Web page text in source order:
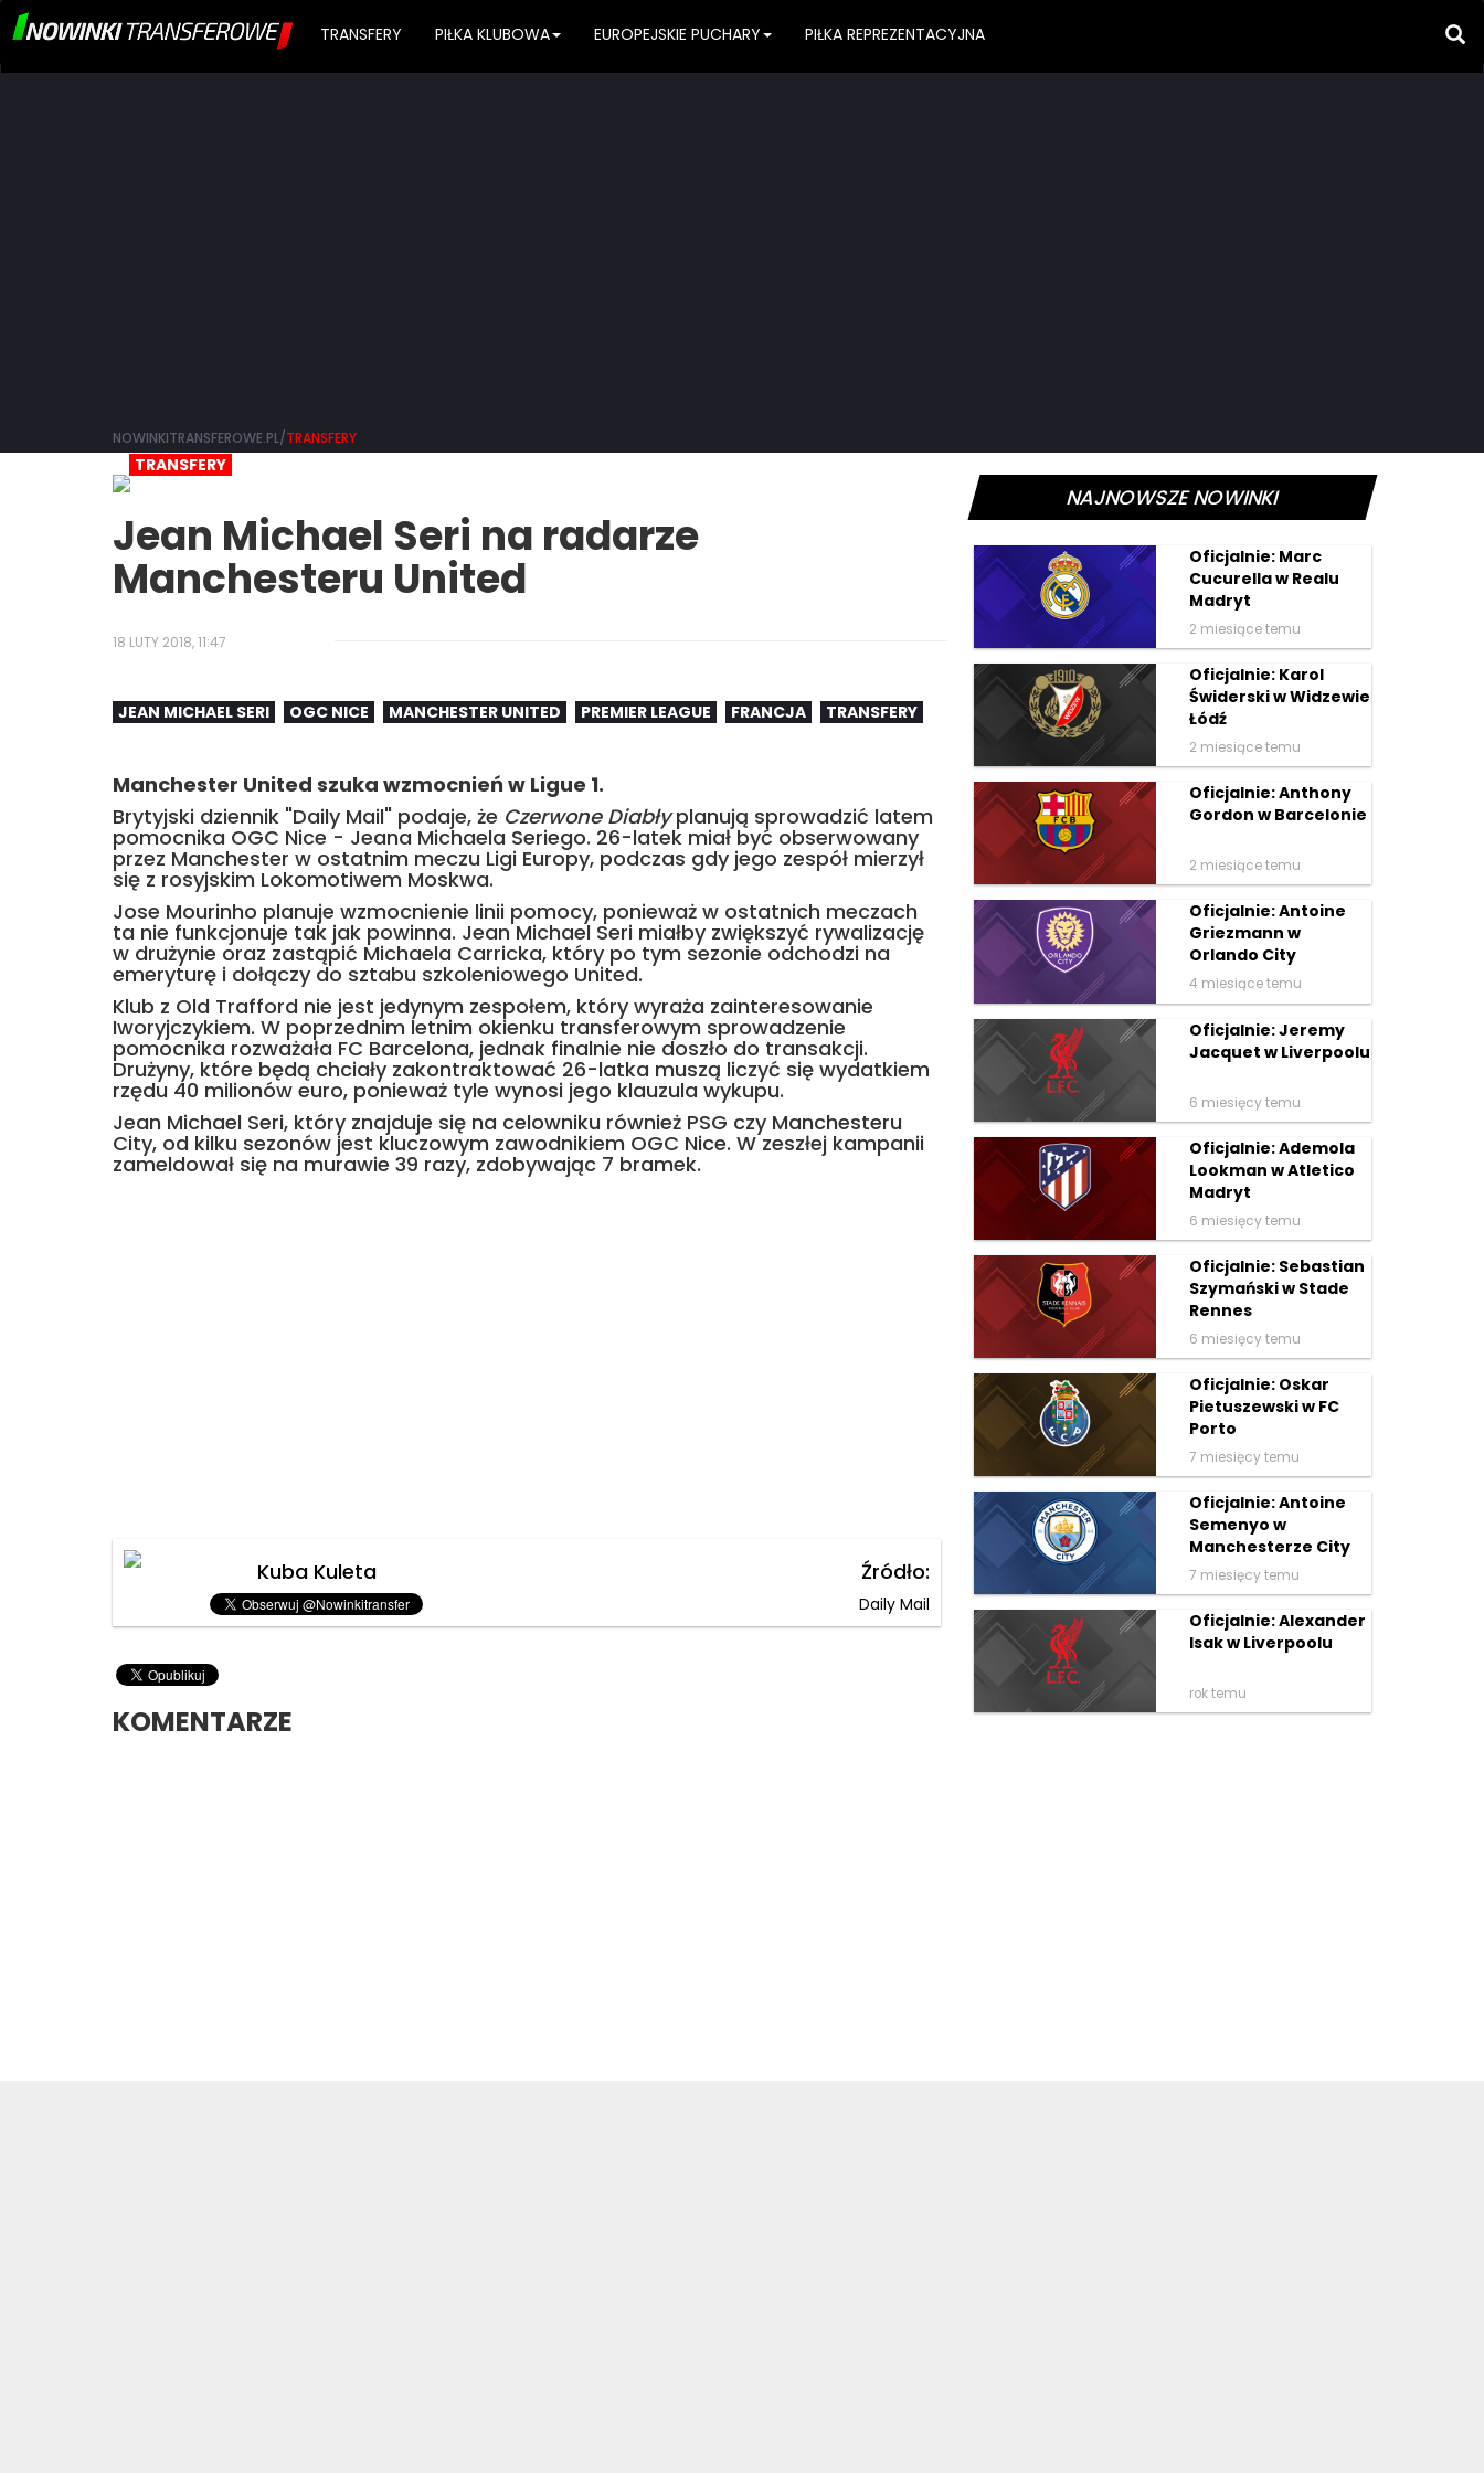
TRANSFERY PIŁKA KLUBOWA EUROPEJSKIE PUCHARY PIŁKA REPREZENTACYJNA
NOWINKITRANSFEROWE.PL/TRANSFERY
TRANSFERY
Jean Michael Seri na radarze
Manchesteru United
18 LUTY 2018, 11:47
JEAN MICHAEL SERI OGC NICE MANCHESTER UNITED PREMIER LEAGUE FRANCJA TRANSFERY
Manchester United szuka wzmocnień w Ligue 1.
Brytyjski dziennik "Daily Mail" podaje, że Czerwone Diabłyplanują sprowadzić latem
pomocnika OGC Nice - Jeana Michaela Seriego. 26-latek miał być obserwowany
przez Manchester w ostatnim meczu Ligi Europy, podczas gdy jego zespół mierzył
się z rosyjskim Lokomotiwem Moskwa.
Jose Mourinho planuje wzmocnienie linii pomocy, ponieważ w ostatnich meczach
ta nie funkcjonuje tak jak powinna. Jean Michael Seri miałby zwiększyć rywalizację
w drużynie oraz zastąpić Michaela Carricka, który po tym sezonie odchodzi na
emeryturę i dołączy do sztabu szkoleniowego United.
Klub z Old Trafford nie jest jedynym zespołem, który wyraża zainteresowanie
Iworyjczykiem. W poprzednim letnim okienku transferowym sprowadzenie
pomocnika rozważała FC Barcelona, jednak finalnie nie doszło do transakcji.
Drużyny, które będą chciały zakontraktować 26-latka muszą liczyć się wydatkiem
rzędu 40 milionów euro, ponieważ tyle wynosi jego klauzula wykupu.
Jean Michael Seri, który znajduje się na celowniku również PSG czy Manchesteru
City, od kilku sezonów jest kluczowym zawodnikiem OGC Nice. W zeszłej kampanii
zameldował się na murawie 39 razy, zdobywając 7 bramek.
Kuba Kuleta Źródło:
Daily Mail
KOMENTARZE
NAJNOWSZE NOWINKI
Oficjalnie: Marc
Cucurella w Realu
Madryt
2 miesiące temu
Oficjalnie: Karol
Świderski w Widzewie
Łódź
2 miesiące temu
Oficjalnie: Anthony
Gordon w Barcelonie
2 miesiące temu
Oficjalnie: Antoine
Griezmann w
Orlando City
4 miesiące temu
Oficjalnie: Jeremy
Jacquet w Liverpoolu
6 miesięcy temu
Oficjalnie: Ademola
Lookman w Atletico
Madryt
6 miesięcy temu
Oficjalnie: Sebastian
Szymański w Stade
Rennes
6 miesięcy temu
Oficjalnie: Oskar
Pietuszewski w FC
Porto
7 miesięcy temu
Oficjalnie: Antoine
Semenyo w
Manchesterze City
7 miesięcy temu
Oficjalnie: Alexander
Isak w Liverpoolu
rok temu